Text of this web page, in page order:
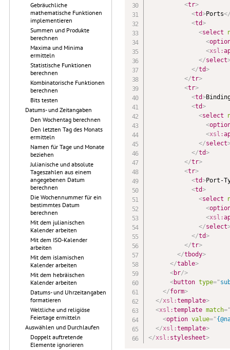
Gebräuchliche
mathematische Funktionen
implementieren
Summen und Produkte
berechnen
Maxima und Minima
ermitteln
Statistische Funktionen
berechnen
Kombinatorische Funktionen
berechnen
Bits testen
Datums- und Zeitangaben
Den Wochentag berechnen
Den letzten Tag des Monats
ermitteln
Namen für Tage und Monate
beziehen
Julianische und absolute
Tageszahlen aus einem
angegebenen Datum
berechnen
Die Wochennummer für ein
bestimmtes Datum
berechnen
Mit dem julianischen
Kalender arbeiten
Mit dem ISO-Kalender
arbeiten
Mit dem islamischen
Kalender arbeiten
Mit dem hebräischen
Kalender arbeiten
Datums- und Uhrzeitangaben
formatieren
Weltliche und religiöse
Feiertage ermitteln
Auswählen und Durchlaufen
Doppelt auftretende
Elemente ignorieren
<tr>
<td>Ports
<td>
<select
<
<xsl:
</select
</td>
</tr>
<tr>
<td>
<td>
<select
<
<xsl:
</select
</td>
</tr>
<tr>
<td>Port-
<td>
<select
<
<xsl:
</select
</td>
</tr>
</tbody>
</table>
<br/>
<button type="
</form>
</xsl:template>
<xsl:template match=
<option value="
</xsl:template>
</xsl: stylesheet>